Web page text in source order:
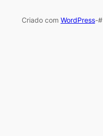
Criado com WordPress-#